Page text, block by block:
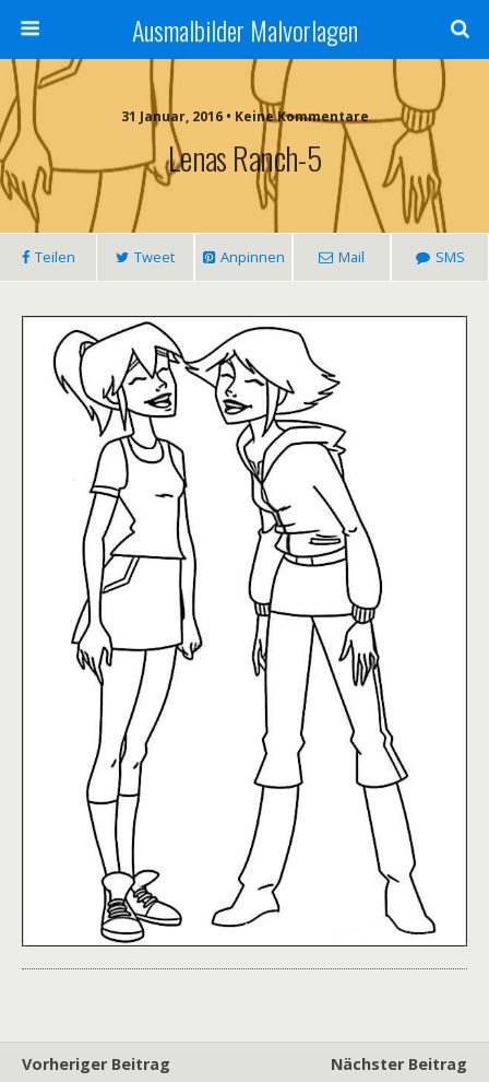
Ausmalbilder Malvorlagen
31 Januar, 2016 • Keine Kommentare
Lenas Ranch-5
Teilen Tweet Anpinnen Mail SMS
Vorheriger Beitrag
Nächster Beitrag